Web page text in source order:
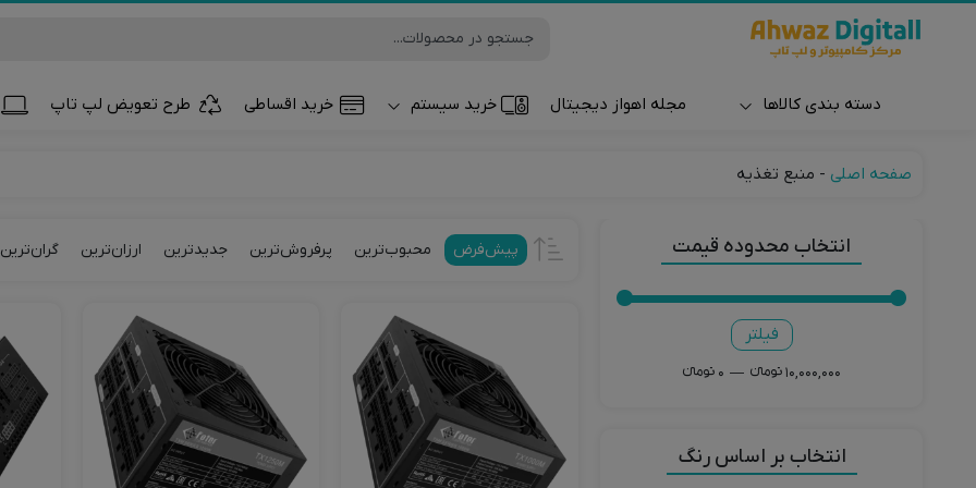
دسته بندی کالاها مجله اهواز دیجیتال خرید سیستم خرید اقساطی طرح تعویض لپ تاپ
صفحه اصلی - منبع تغذیه
پیش‌فرض محبوب‌ترین پرفروش‌ترین جدیدترین ارزان‌ترین گران‌ترین انتخاب محدوده قیمت
فیلتر
0 تومانءء — 10,000,000 تومانءء
انتخاب بر اساس رنگ